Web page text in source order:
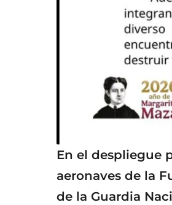
En el despliegue
aeronaves de la
de la Guardia